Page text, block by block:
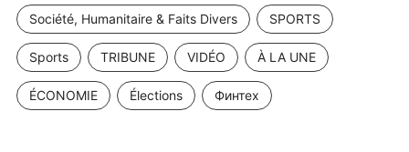
Société, Humanitaire & Faits Divers SPORTS
Sports TRIBUNE VIDÉO À LA UNE
ÉCONOMIE Élections Финтех